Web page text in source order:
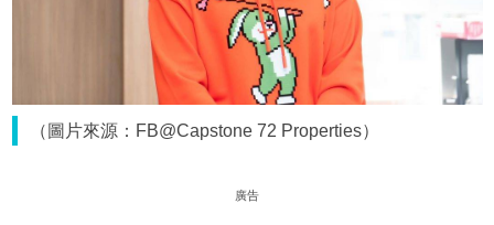
（圖片來源：FB@Capstone 72 Properties）
廣告